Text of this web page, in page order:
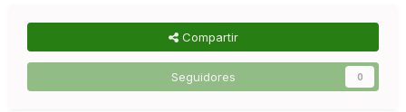
Compartir
Seguidores 0